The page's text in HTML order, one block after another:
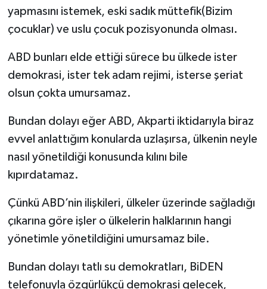
yapmasını istemek, eski sadık müttefik(Bizim
çocuklar) ve uslu çocuk pozisyonunda olması.
ABD bunları elde ettiği sürece bu ülkede ister
demokrasi, ister tek adam rejimi, isterse şeriat
olsun çokta umursamaz.
Bundan dolayı eğer ABD, Akparti iktidarıyla biraz
evvel anlattığım konularda uzlaşırsa, ülkenin neyle
nasıl yönetildiği konusunda kılını bile
kıpırdatamaz.
Çünkü ABD’nin ilişkileri, ülkeler üzerinde sağladığı
çıkarına göre işler o ülkelerin halklarının hangi
yönetimle yönetildiğini umursamaz bile.
Bundan dolayı tatlı su demokratları, BiDEN
telefonuyla özgürlükçü demokrasi gelecek,